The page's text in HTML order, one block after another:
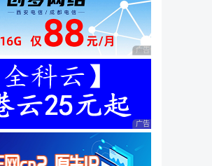
广告 商业广告，理性
广告 商业广告，理性